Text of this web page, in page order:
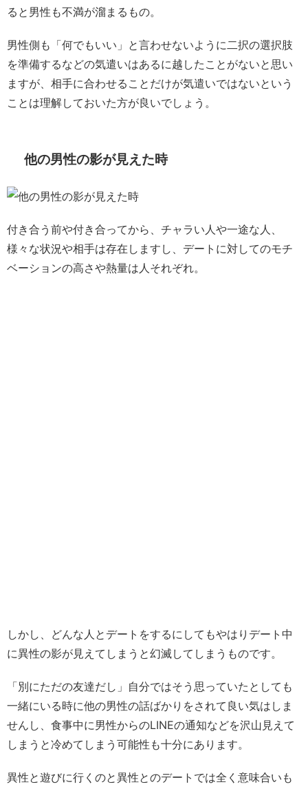
ると男性も不満が溜まるもの。
男性側も「何でもいい」と言わせないように二択の選択肢
を準備するなどの気遣いはあるに越したことがないと思い
ますが、相手に合わせることだけが気遣いではないという
ことは理解しておいた方が良いでしょう。
他の男性の影が見えた時
付き合う前や付き合ってから、チャラい人や一途な人、
様々な状況や相手は存在しますし、デートに対してのモチ
ベーションの高さや熱量は人それぞれ。
しかし、どんな人とデートをするにしてもやはりデート中
に異性の影が見えてしまうと幻滅してしまうものです。
「別にただの友達だし」自分ではそう思っていたとしても
一緒にいる時に他の男性の話ばかりをされて良い気はしま
せんし、食事中に男性からのLINEの通知などを沢山見えて
しまうと冷めてしまう可能性も十分にあります。
異性と遊びに行くのと異性とのデートでは全く意味合いも